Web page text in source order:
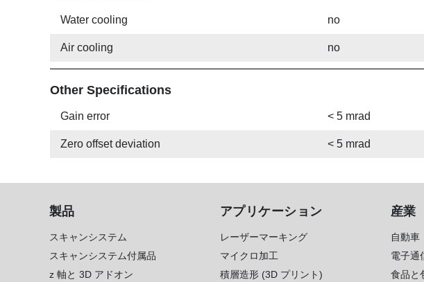
Water cooling no
Air cooling no
Other Specifications
Gain error < 5 mrad
Zero offset deviation < 5 mrad
製品
スキャンシステム
スキャンシステム付属品
z 軸と 3D アドオン
アプリケーション
レーザーマーキング
マイクロ加工
積層造形 (3D プリント)
産業
自動車
電子通
食品と